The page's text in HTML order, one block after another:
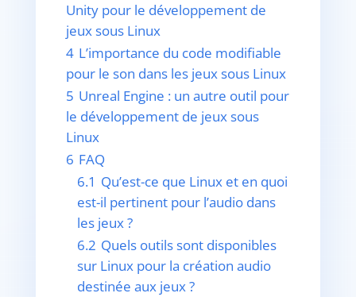
Unity pour le développement de
jeux sous Linux
4 L’importance du code modifiable
pour le son dans les jeux sous Linux
5 Unreal Engine : un autre outil pour
le développement de jeux sous
Linux
6 FAQ
6.1 Qu’est-ce que Linux et en quoi
est-il pertinent pour l’audio dans
les jeux ?
6.2 Quels outils sont disponibles
sur Linux pour la création audio
destinée aux jeux ?